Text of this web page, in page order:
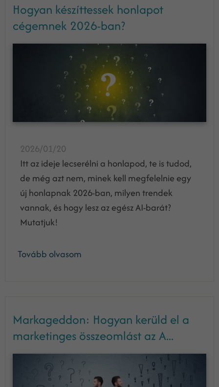
Hogyan készíttessek honlapot
cégemnek 2026-ban?
2026/01/20
Itt az ideje lecserélni a honlapod, te is tudod,
de még azt nem, minek kell megfelelnie egy
új honlapnak 2026-ban, milyen trendek
vannak, és hogy lesz az egész AI-barát?
Mutatjuk!
Tovább olvasom
Markageddon: Hogyan kerüld el a
marketinges összeomlást az A...